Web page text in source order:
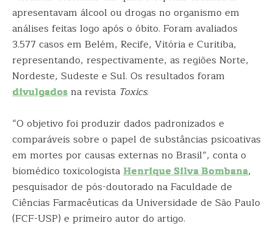
apresentavam álcool ou drogas no organismo em
análises feitas logo após o óbito. Foram avaliados
3.577 casos em Belém, Recife, Vitória e Curitiba,
representando, respectivamente, as regiões Norte,
Nordeste, Sudeste e Sul. Os resultados foram
divulgadosna revista Toxics.
“O objetivo foi produzir dados padronizados e
comparáveis sobre o papel de substâncias psicoativas
em mortes por causas externas no Brasil”, conta o
biomédico toxicologistaHenrique Silva Bombana,
pesquisador de pós-doutorado na Faculdade de
Ciências Farmacêuticas da Universidade de São Paulo
(FCF-USP) e primeiro autor do artigo.